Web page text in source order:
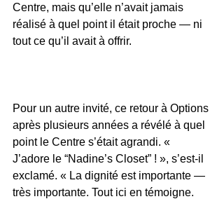
Centre, mais qu’elle n’avait jamais
réalisé à quel point il était proche — ni
tout ce qu’il avait à offrir.
Pour un autre invité, ce retour à Options
après plusieurs années a révélé à quel
point le Centre s’était agrandi. «
J’adore le “Nadine’s Closet” ! », s’est-il
exclamé. « La dignité est importante —
très importante. Tout ici en témoigne.